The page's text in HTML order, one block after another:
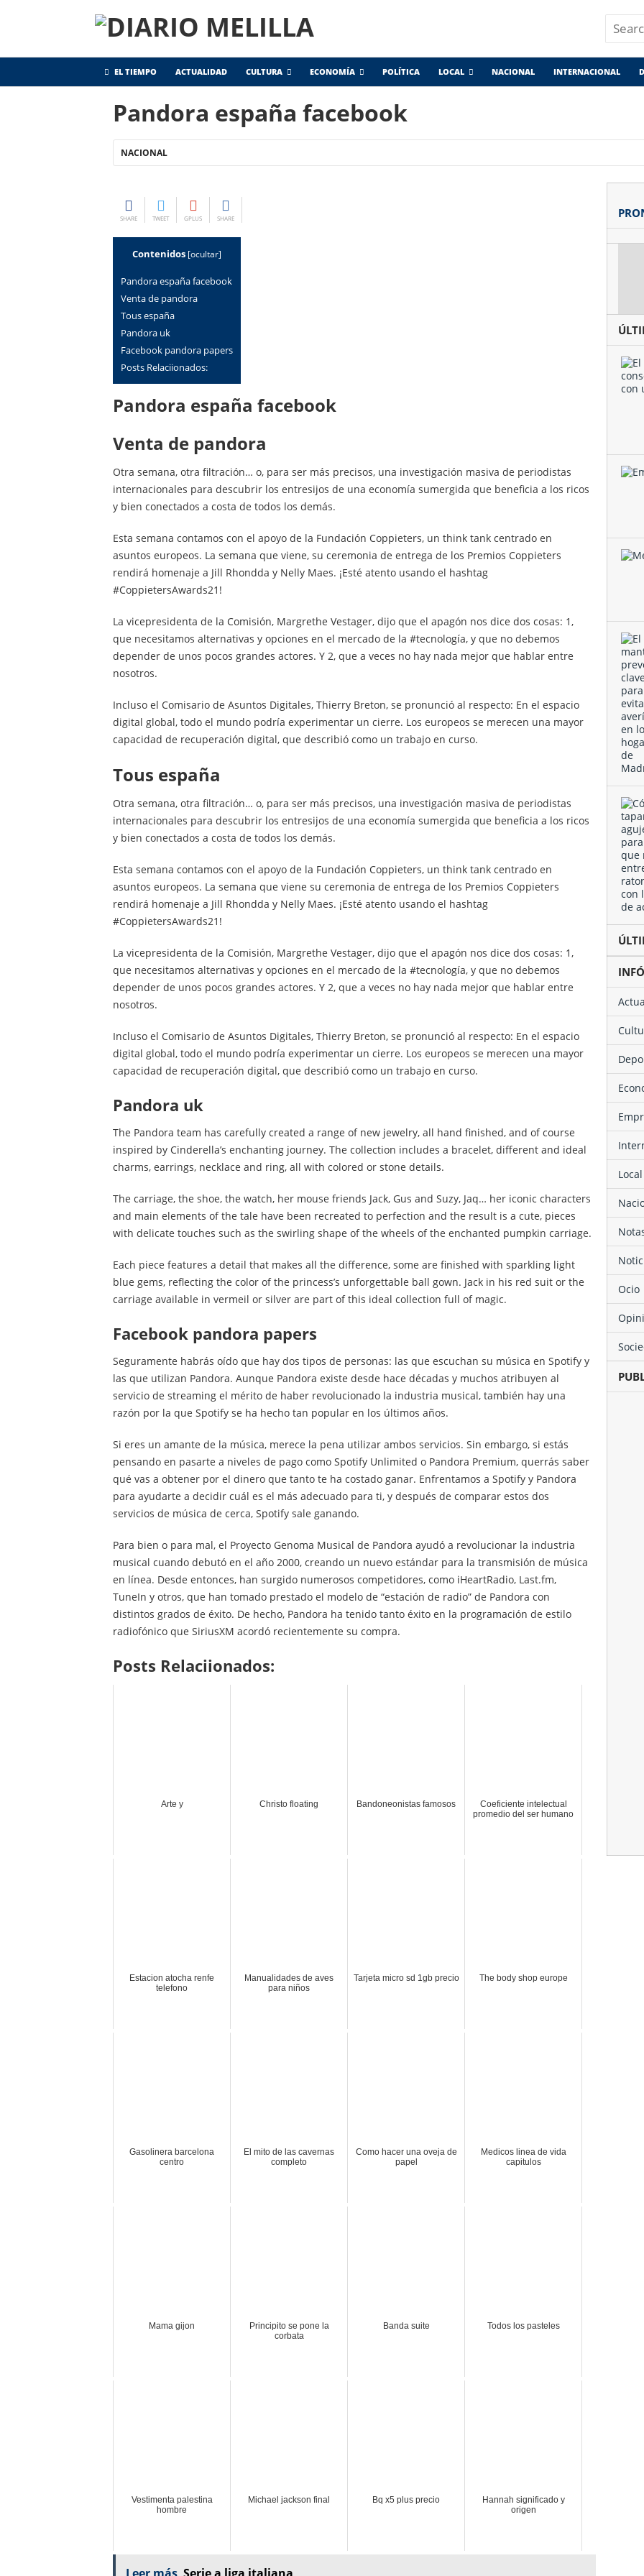
EL TIEMPO ACTUALIDAD CULTURA ECONOMÍA POLÍTICA LOCAL NACIONAL INTERNACIONAL
Pandora españa facebook
NACIONAL
SHARE TWEET GPLUS SHARE
Contenidos [ocultar]
Pandora españa facebook
venta de pandora
tous españa
pandora uk
facebook pandora papers
Posts Relaciionados:
Pandora españa facebook
venta de pandora
Otra semana, otra filtración… o, para ser más precisos, una investigación masiva de periodistas
internacionales para descubrir los entresijos de una economía sumergida que beneficia a los ricos
y bien conectados a costa de todos los demás.
Esta semana contamos con el apoyo de la Fundación Coppieters, un think tank centrado en
asuntos europeos. La semana que viene, su ceremonia de entrega de los Premios Coppieters
rendirá homenaje a Jill Rhondda y Nelly Maes. ¡Esté atento usando el hashtag
#CoppietersAwards21!
La vicepresidenta de la Comisión, Margrethe Vestager, dijo que el apagón nos dice dos cosas: 1,
que necesitamos alternativas y opciones en el mercado de la #tecnología, y que no debemos
depender de unos pocos grandes actores. Y 2, que a veces no hay nada mejor que hablar entre
nosotros.
Incluso el Comisario de Asuntos Digitales, Thierry Breton, se pronunció al respecto: En el espacio
digital global, todo el mundo podría experimentar un cierre. Los europeos se merecen una mayor
capacidad de recuperación digital, que describió como un trabajo en curso.
tous españa
Otra semana, otra filtración… o, para ser más precisos, una investigación masiva de periodistas
internacionales para descubrir los entresijos de una economía sumergida que beneficia a los ricos
y bien conectados a costa de todos los demás.
Esta semana contamos con el apoyo de la Fundación Coppieters, un think tank centrado en
asuntos europeos. La semana que viene su ceremonia de entrega de los Premios Coppieters
rendirá homenaje a Jill Rhondda y Nelly Maes. ¡Esté atento usando el hashtag
#CoppietersAwards21!
La vicepresidenta de la Comisión, Margrethe Vestager, dijo que el apagón nos dice dos cosas: 1,
que necesitamos alternativas y opciones en el mercado de la #tecnología, y que no debemos
depender de unos pocos grandes actores. Y 2, que a veces no hay nada mejor que hablar entre
nosotros.
Incluso el Comisario de Asuntos Digitales, Thierry Breton, se pronunció al respecto: En el espacio
digital global, todo el mundo podría experimentar un cierre. Los europeos se merecen una mayor
capacidad de recuperación digital, que describió como un trabajo en curso.
pandora uk
The Pandora team has carefully created a range of new jewelry, all hand finished, and of course
inspired by Cinderella’s enchanting journey. The collection includes a bracelet, different and ideal
charms, earrings, necklace and ring, all with colored or stone details.
The carriage, the shoe, the watch, her mouse friends Jack, Gus and Suzy, Jaq… her iconic characters
and main elements of the tale have been recreated to perfection and the result is a cute, pieces
with delicate touches such as the swirling shape of the wheels of the enchanted pumpkin carriage.
Each piece features a detail that makes all the difference, some are finished with sparkling light
blue gems, reflecting the color of the princess’s unforgettable ball gown. Jack in his red suit or the
carriage available in vermeil or silver are part of this ideal collection full of magic.
facebook pandora papers
Seguramente habrás oído que hay dos tipos de personas: las que escuchan su música en Spotify y
las que utilizan Pandora. Aunque Pandora existe desde hace décadas y muchos atribuyen al
servicio de streaming el mérito de haber revolucionado la industria musical, también hay una
razón por la que Spotify se ha hecho tan popular en los últimos años.
Si eres un amante de la música, merece la pena utilizar ambos servicios. Sin embargo, si estás
pensando en pasarte a niveles de pago como Spotify Unlimited o Pandora Premium, querrás saber
qué vas a obtener por el dinero que tanto te ha costado ganar. Enfrentamos a Spotify y Pandora
para ayudarte a decidir cuál es el más adecuado para ti, y después de comparar estos dos
servicios de música de cerca, Spotify sale ganando.
Para bien o para mal, el Proyecto Genoma Musical de Pandora ayudó a revolucionar la industria
musical cuando debutó en el año 2000, creando un nuevo estándar para la transmisión de música
en línea. Desde entonces, han surgido numerosos competidores, como iHeartRadio, Last.fm,
TuneIn y otros, que han tomado prestado el modelo de “estación de radio” de Pandora con
distintos grados de éxito. De hecho, Pandora ha tenido tanto éxito en la programación de estilo
radiofónico que SiriusXM acordó recientemente su compra.
Posts Relaciionados:
Arte y Christo floating Bandoneonistas famosos
Coeficiente intelectual
promedio del ser humano
Estacion atocha renfe
telefono
Manualidades de aves
para niños
Tarjeta micro sd 1gb precio The body shop europe
Gasolinera barcelona
centro
El mito de las cavernas
completo
Como hacer una oveja de
papel
Medicos linea de vida
capitulos
Mama gijon
Principito se pone la
corbata
Banda suite Todos los pasteles
Vestimenta palestina
hombre
Michael jackson final Bq x5 plus precio
Hannah significado y
origen
Local
Ocio